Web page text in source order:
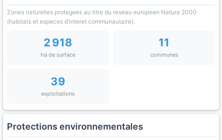
Zones naturelles protegees au titre du reseau europeen Natura 2000
(habitats et especes d’interet communautaire).
2 918
ha de surface
11
communes
39
exploitations
Protections environnementales